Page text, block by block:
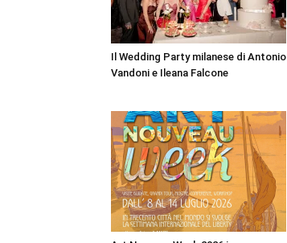
Il Wedding Party milanese di Antonio
Vandoni e Ileana Falcone